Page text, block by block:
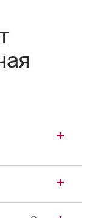
в трудную
бюджет